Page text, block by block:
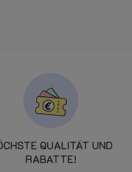
QUALITÄT UND
RABATTE!